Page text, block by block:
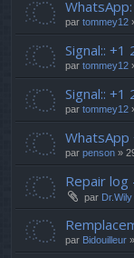
par tommey12
Signal::
par tommey12
Signal::
par tommey12
WhatsApp
par penson »
Repair log
par Dr.Wily
par Bidouilleur